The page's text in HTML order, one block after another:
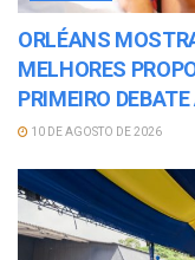
ORLÉANS
MELHORES
PRIMEIRO
10 DE AGOSTO DE 2026